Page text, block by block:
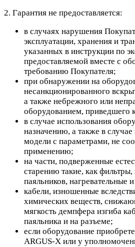
2. Гарантия не предоставляется:
в случаях нарушения
эксплуатации, хранения и
указанных в инструкции по
предоставляемой вместе с
требованию Покупателя;
при обнаружении на
несанкционированного
а также небрежного или
оборудованием, приведшего
в случае использования
назначению, а также в
модели с параметрами, не
применению;
на части, подверженные
старению такие, как
паяльников, нагревательные
кабели, изношенные
химических веществ,
мягкость демпфера изгиба
паяльника и на разъеме;
если оборудование
ARGUS-X или у